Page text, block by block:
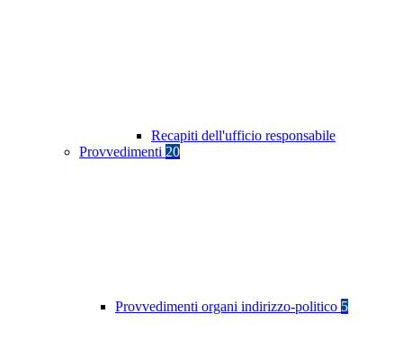
Recapiti dell'ufficio responsabile
Provvedimenti 20
Provvedimenti organi indirizzo-politico 5